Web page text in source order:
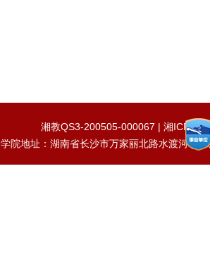
湘教QS3-200505-000067 | 湘ICP备
学院地址：湖南省长沙市万家丽北路水渡河 |